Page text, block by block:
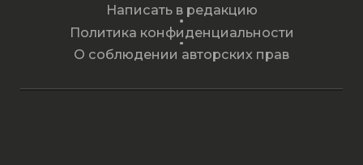
Написать в редакцию
Политика конфиденциальности
О соблюдении авторских прав